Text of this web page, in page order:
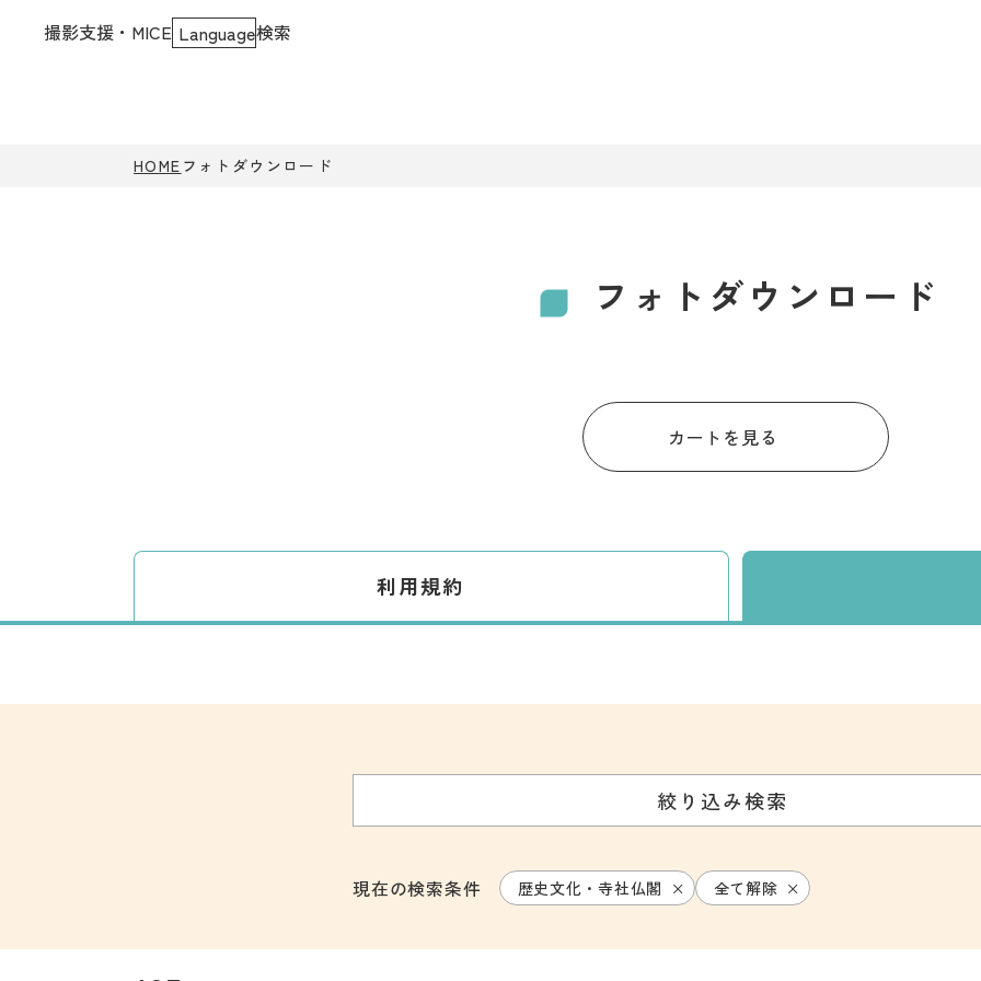
撮影支援・MICE Language検索
HOME フォトダウンロード
フォトダウンロード
カートを見る
利用規約
絞り込み検索
現在の検索条件 歴史文化・寺社仏閣 全て解除